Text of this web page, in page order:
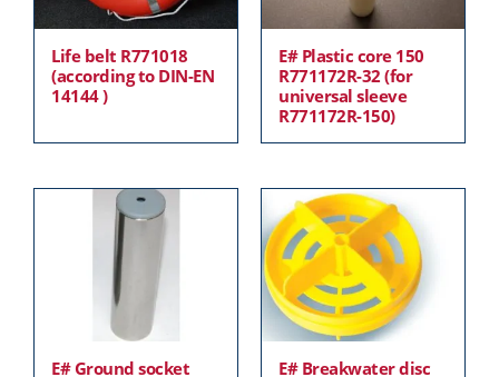
Life belt R771018
(according to DIN-EN
14144 )
E# Plastic core 150
R771172R-32 (for
universal sleeve
R771172R-150)
E# Ground socket
E# Breakwater disc